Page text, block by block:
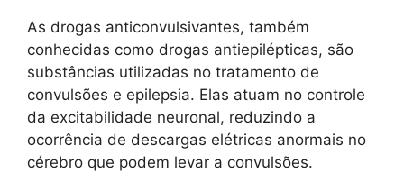
As drogas anticonvulsivantes, também
conhecidas como drogas antiepilépticas, são
substâncias utilizadas no tratamento de
convulsões e epilepsia. Elas atuam no controle
da excitabilidade neuronal, reduzindo a
ocorrência de descargas elétricas anormais no
cérebro que podem levar a convulsões.